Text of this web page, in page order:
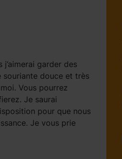
j’aimerai garder des
souriante douce et très
Vous pourrez
Je saurai
pour que nous
Je vous prie